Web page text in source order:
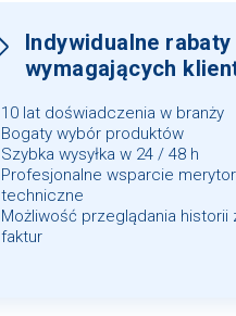
Indywidualne rabaty
wymagających
10 lat doświadczenia w branży
Bogaty wybór produktów
Szybka wysyłka w 24 / 48 h
Profesjonalne wsparcie
techniczne
Możliwość przeglądania historii
faktur